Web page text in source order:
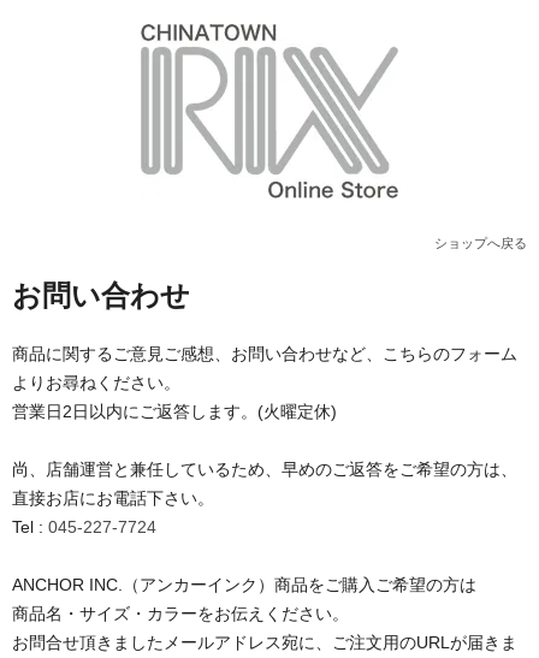
ショップへ戻る
お問い合わせ
商品に関するご意見ご感想、お問い合わせなど、こちらのフォーム
よりお尋ねください。
営業日2日以内にご返答します。(火曜定休)
尚、店舗運営と兼任しているため、早めのご返答をご希望の方は、
直接お店にお電話下さい。
Tel : 045-227-7724
ANCHOR INC.（アンカーインク）商品をご購入ご希望の方は
商品名・サイズ・カラーをお伝えください。
お問合せ頂きましたメールアドレス宛に、ご注文用のURLが届きま